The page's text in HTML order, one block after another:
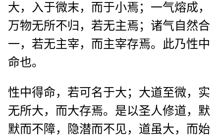
大，入于微末，而于小焉；一气熔成，
万物无所不归，若无主焉；诸气自然合
一，若无主宰，而主宰存焉。此乃性中
命也。
性中得命，若可名于大；大道至微，实
无所大，而大存焉。是以圣人修道，默
默而不障，隐潜而不见，道虽大，而始